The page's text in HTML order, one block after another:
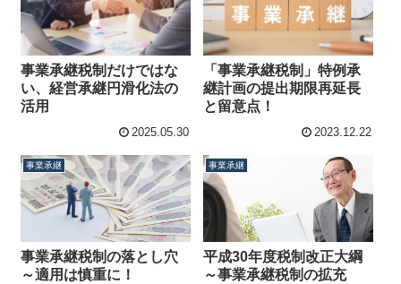
事業承継税制だけではな
い、経営承継円滑化法の
活用
2025.05.30
「事業承継税制」特例承
継計画の提出期限再延長
と留意点！
2023.12.22
事業承継
事業承継税制の落とし穴
～適用は慎重に！
事業承継
平成30年度税制改正大綱
～事業承継税制の拡充